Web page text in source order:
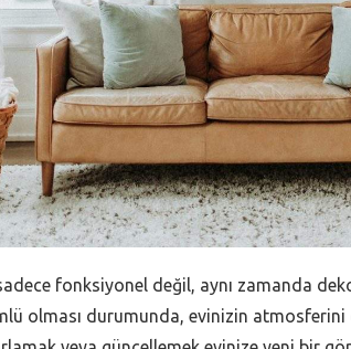
fonksiyonel değil, aynı zamanda
olması durumunda, evinizin